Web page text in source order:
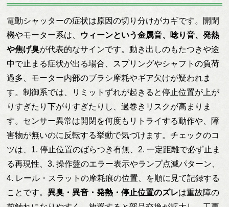
電動シャッターの症状は原因の切り分けがカギです。開閉
機やモーター系は、 ウィーンという金属音、唸り音、発熱
や焦げ臭が代表的なサインです。動き出しのもたつきや途
中で止まる症状が出る場合、スプリングやシャフトの負荷
過多、モーター内部のブラシ摩耗やギア欠けが疑われま
す。制御系では、リミットずれが起きると停止位置が上が
りすぎたり下がりすぎたりし、過巻きリスクが高まりま
す。センサー異常は開閉を何度もリトライする動作や、障
害物が無いのに反転する挙動で気づけます。チェックのコ
ツは、1. 停止位置のばらつき有無、2. 一定距離で必ず止ま
る再現性、3. 操作盤のエラー表示やランプ点滅パターン、
4. レール・スラットの摩耗痕の位置、を順に見て記録する
ことです。異臭・異音・発熱・停止位置のズレは重故障の